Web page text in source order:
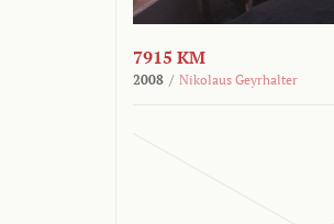
7915 KM
2008 / Nikolaus Geyrhalter